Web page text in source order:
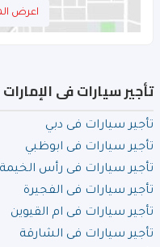
اعرض
تأجير سيارات فى الإمارات
تأجير سيارات فى دبي
تأجير سيارات فى ابوظبي
تأجير سيارات فى رأس الخيمة
تأجير سيارات فى الفجيرة
تأجير سيارات فى ام القيوين
تأجير سيارات فى الشارقة